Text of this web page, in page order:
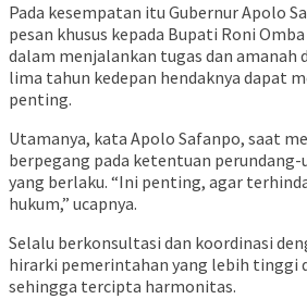
Pada kesempatan itu Gubernur Apolo
pesan khusus kepada Bupati Roni
dalam menjalankan tugas dan amanah
lima tahun kedepan hendaknya dapat
penting.
Utamanya, kata Apolo Safanpo, saat
berpegang pada ketentuan perundang-
yang berlaku. “Ini penting, agar
hukum,” ucapnya.
Selalu berkonsultasi dan koordinasi
hirarki pemerintahan yang lebih tinggi
sehingga tercipta harmonitas.